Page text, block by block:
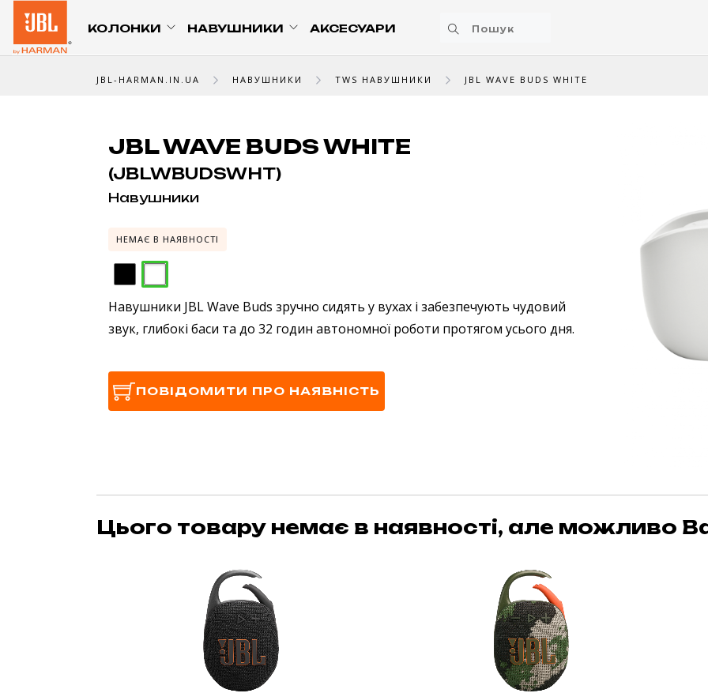
КОЛОНКИ НАВУШНИКИ АКСЕСУАРИ
JBL-HARMAN.IN.UA НАВУШНИКИ TWS НАВУШНИКИ JBL WAVE BUDS WHITE
JBL WAVE BUDS WHITE
(JBLWBUDSWHT)
Навушники
НЕМАЄ В НАЯВНОСТІ
Навушники JBL Wave Buds зручно сидять у вухах і забезпечують чудовий
звук, глибокі баси та до 32 годин автономної роботи протягом усього дня.
ПОВІДОМИТИ ПРО НАЯВНІСТЬ
Цього товару немає в наявності, але можливо